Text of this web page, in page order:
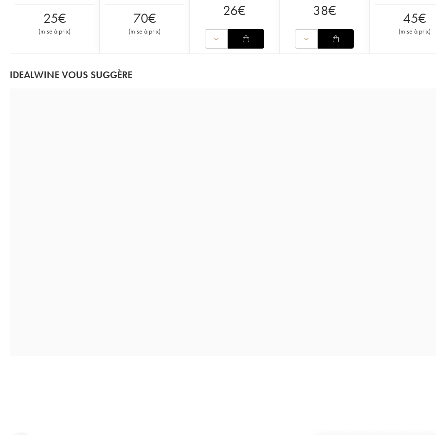
25€
(mise à prix)
70€
(mise à prix)
26€ 38€ 45€
(mise à prix)
IDEALWINE VOUS SUGGÈRE